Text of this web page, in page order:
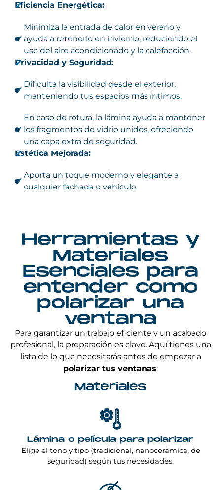
Eficiencia Energética:
Minimiza la entrada de calor en verano y
ayuda a retenerlo en invierno, reduciendo el
uso del aire acondicionado y la calefacción.
Privacidad y Seguridad:
Dificulta la visibilidad desde el exterior,
manteniendo tus espacios más íntimos.
En caso de rotura, la lámina ayuda a mantener
los fragmentos de vidrio unidos, ofreciendo
una capa extra de seguridad.
Estética Mejorada:
Aporta un toque moderno y elegante a
cualquier fachada o vehículo.
Herramientas y
Materiales
Esenciales para
entender como
polarizar una
ventana​
Para garantizar un trabajo eficiente y un acabado
profesional, la preparación es clave. Aquí tienes una
lista de lo que necesitarás antes de empezar a
polarizar tus ventanas:
Materiales
Lámina o película para polarizar
Elige el tono y tipo (tradicional, nanocerámica, de
seguridad) según tus necesidades.